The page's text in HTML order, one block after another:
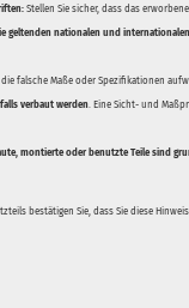
Stellen Sie sicher, dass das
geltenden nationalen und
die falsche Maße oder Spezifikationen
verbaut werden. Eine Sicht- und
montierte oder benutzte Teile sind
bestätigen Sie, dass Sie diese